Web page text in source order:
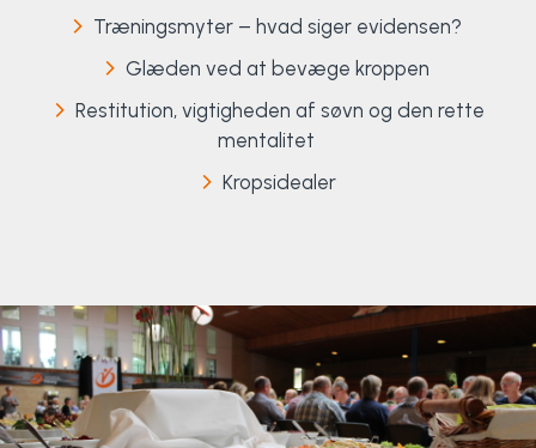
Træningsmyter – hvad siger evidensen?
Glæden ved at bevæge kroppen
Restitution, vigtigheden af ​​søvn og den rette
mentalitet
Kropsidealer